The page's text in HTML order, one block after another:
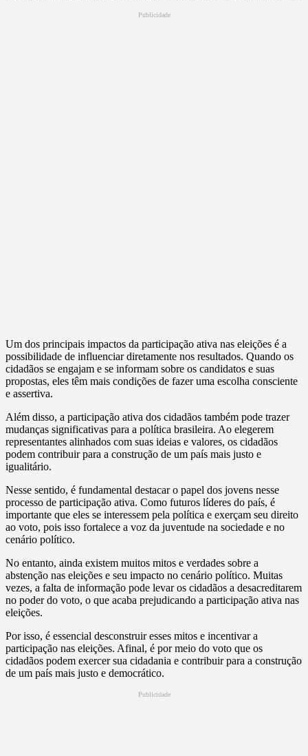
Publicidade
Um dos principais impactos da participação ativa nas eleições é a
possibilidade de influenciar diretamente nos resultados. Quando os
cidadãos se engajam e se informam sobre os candidatos e suas
propostas, eles têm mais condições de fazer uma escolha consciente
e assertiva.
Além disso, a participação ativa dos cidadãos também pode trazer
mudanças significativas para a política brasileira. Ao elegerem
representantes alinhados com suas ideias e valores, os cidadãos
podem contribuir para a construção de um país mais justo e
igualitário.
Nesse sentido, é fundamental destacar o papel dos jovens nesse
processo de participação ativa. Como futuros líderes do país, é
importante que eles se interessem pela política e exerçam seu direito
ao voto, pois isso fortalece a voz da juventude na sociedade e no
cenário político.
No entanto, ainda existem muitos mitos e verdades sobre a
abstenção nas eleições e seu impacto no cenário político. Muitas
vezes, a falta de informação pode levar os cidadãos a desacreditarem
no poder do voto, o que acaba prejudicando a participação ativa nas
eleições.
Por isso, é essencial desconstruir esses mitos e incentivar a
participação nas eleições. Afinal, é por meio do voto que os
cidadãos podem exercer sua cidadania e contribuir para a construção
de um país mais justo e democrático.
Publicidade